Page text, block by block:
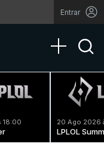
Entrar
Toggle
18:00 20 Ago 2026
LPLOL